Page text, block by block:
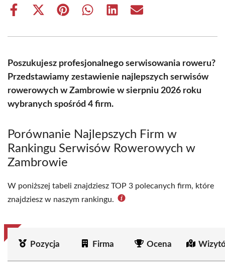
Share
Share
(Twitter)
Share Share Share Share
Poszukujesz profesjonalnego serwisowania roweru?
Przedstawiamy zestawienie najlepszych serwisów
rowerowych w Zambrowie w sierpniu 2026 roku
wybranych spośród 4 firm.
Porównanie Najlepszych Firm w
Rankingu Serwisów Rowerowych w
Zambrowie
W poniższej tabeli znajdziesz TOP 3 polecanych firm, które
znajdziesz w naszym rankingu.
Pozycja Firma Ocena